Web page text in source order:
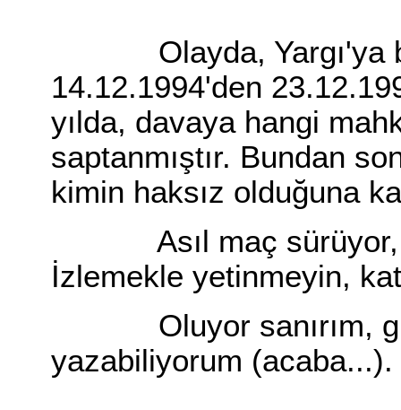
Olayda, Yargı'ya
14.12.1994'den
yılda, davaya hangi
saptanmıştır. Bundan
kimin haksız olduğuna
Asıl maç sürüyor,
İzlemekle yetinmeyin,
Oluyor sanırım,
yazabiliyorum (acaba...).